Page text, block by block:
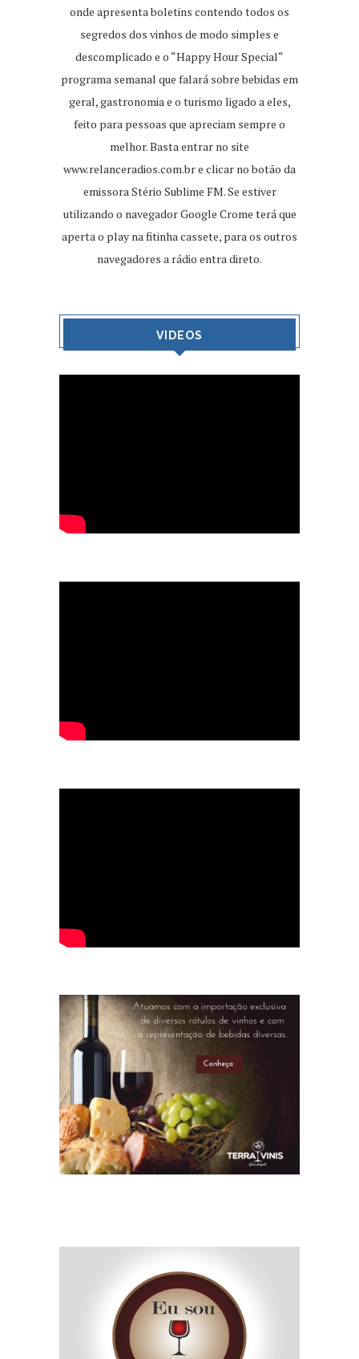
onde apresenta boletins contendo todos os
segredos dos vinhos de modo simples e
descomplicado e o “Happy Hour Special“
programa semanal que falará sobre bebidas em
geral, gastronomia e o turismo ligado a eles,
feito para pessoas que apreciam sempre o
melhor. Basta entrar no site
www.relanceradios.com.bre clicar no botão da
emissora Stério Sublime FM. Se estiver
utilizando o navegador Google Crome terá que
aperta o play na fitinha cassete, para os outros
navegadores a rádio entra direto.
VIDEOS